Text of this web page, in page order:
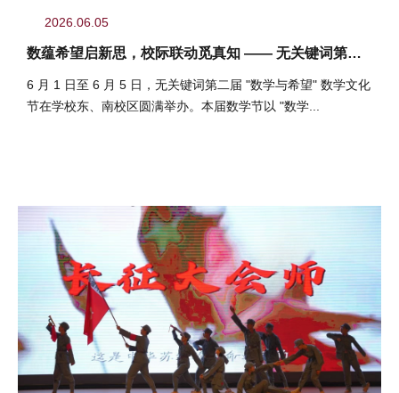
2026.06.05
数蕴希望启新思，校际联动觅真知 —— 无关键词第二
届 "数学与希望" 数学文化节圆满举办
6 月 1 日至 6 月 5 日，无关键词第二届 "数学与希望" 数学文化
节在学校东、南校区圆满举办。本届数学节以 "数学...